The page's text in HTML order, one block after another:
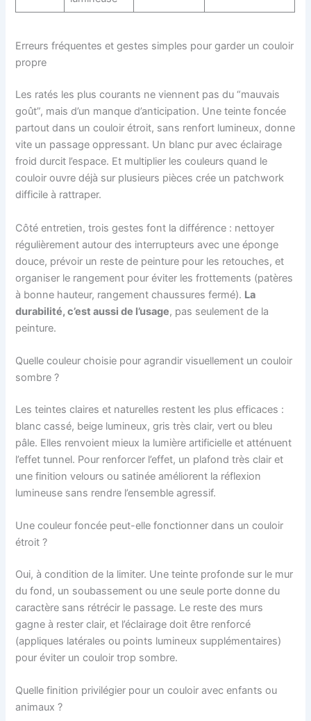
Erreurs fréquentes et gestes simples pour garder un couloir
propre
Les ratés les plus courants ne viennent pas du “mauvais
goût”, mais d’un manque d’anticipation. Une teinte foncée
partout dans un couloir étroit, sans renfort lumineux, donne
vite un passage oppressant. Un blanc pur avec éclairage
froid durcit l’espace. Et multiplier les couleurs quand le
couloir ouvre déjà sur plusieurs pièces crée un patchwork
difficile à rattraper.
Côté entretien, trois gestes font la différence : nettoyer
régulièrement autour des interrupteurs avec une éponge
douce, prévoir un reste de peinture pour les retouches, et
organiser le rangement pour éviter les frottements (patères
à bonne hauteur, rangement chaussures fermé). La
durabilité, c’est aussi de l’usage, pas seulement de la
peinture.
Quelle couleur choisie pour agrandir visuellement un couloir
sombre ?
Les teintes claires et naturelles restent les plus efficaces :
blanc cassé, beige lumineux, gris très clair, vert ou bleu
pâle. Elles renvoient mieux la lumière artificielle et atténuent
l’effet tunnel. Pour renforcer l’effet, un plafond très clair et
une finition velours ou satinée améliorent la réflexion
lumineuse sans rendre l’ensemble agressif.
Une couleur foncée peut-elle fonctionner dans un couloir
étroit ?
Oui, à condition de la limiter. Une teinte profonde sur le mur
du fond, un soubassement ou une seule porte donne du
caractère sans rétrécir le passage. Le reste des murs
gagne à rester clair, et l’éclairage doit être renforcé
(appliques latérales ou points lumineux supplémentaires)
pour éviter un couloir trop sombre.
Quelle finition privilégier pour un couloir avec enfants ou
animaux ?